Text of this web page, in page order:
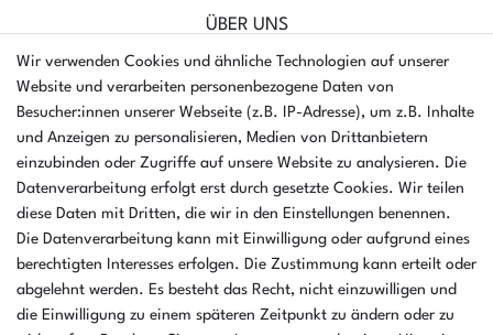
ÜBER UNS
AMIKON GMBH
Einsteinstr. 8a
46325 Borken
Deutschland
Öffnungszeiten Montag - Donnerstag
07:30 - 16:00 Uhr
Öffnungszeiten Freitag
07:30 - 15:00 Uhr
ZAHLUNGSARTEN
Wir verwenden Cookies und ähnliche Technologien auf unserer
Website und verarbeiten personenbezogene Daten von
Besucher:innen unserer Webseite (z.B. IP-Adresse), um z.B. Inhalte
und Anzeigen zu personalisieren, Medien von Drittanbietern
einzubinden oder Zugriffe auf unsere Website zu analysieren. Die
Datenverarbeitung erfolgt erst durch gesetzte Cookies. Wir teilen
diese Daten mit Dritten, die wir in den Einstellungen benennen.
Die Datenverarbeitung kann mit Einwilligung oder aufgrund eines
berechtigten Interesses erfolgen. Die Zustimmung kann erteilt oder
abgelehnt werden. Es besteht das Recht, nicht einzuwilligen und
die Einwilligung zu einem späteren Zeitpunkt zu ändern oder zu